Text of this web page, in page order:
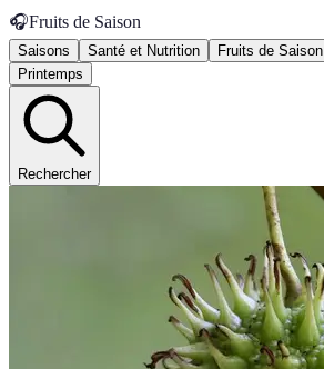
🎧Fruits de Saison
Saisons Santé et Nutrition Fruits de Saison
Printemps
Rechercher